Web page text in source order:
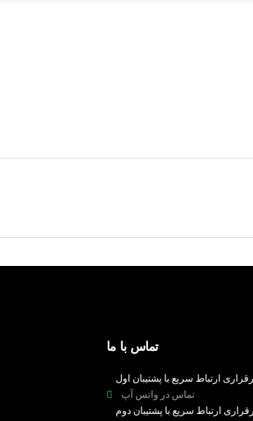
تماس با ما
ارتباط سریع با پشتیبان اول
تماس در واتس آپ
ارتباط سریع با پشتیبان دوم